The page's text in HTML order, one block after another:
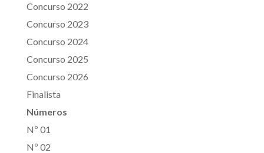
Concurso 2022
Concurso 2023
Concurso 2024
Concurso 2025
Concurso 2026
Finalista
Números
Nº 01
Nº 02